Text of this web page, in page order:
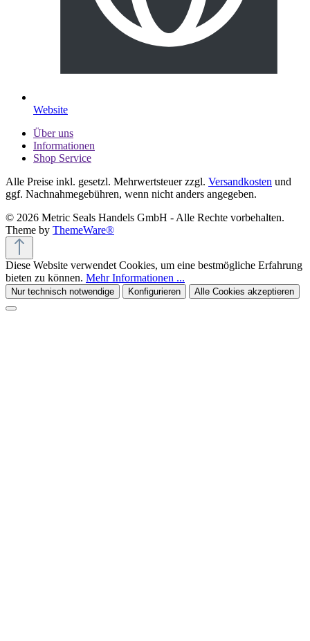
Website
Über uns
Informationen
Shop Service
Alle Preise inkl. gesetzl. Mehrwertsteuer zzgl. Versandkosten und
ggf. Nachnahmegebühren, wenn nicht anders angegeben.
© 2026 Metric Seals Handels GmbH - Alle Rechte vorbehalten.
Theme by ThemeWare®
Diese Website verwendet Cookies, um eine bestmögliche Erfahrung
bieten zu können. Mehr Informationen ...
Nur technisch notwendige Konfigurieren Alle Cookies akzeptieren